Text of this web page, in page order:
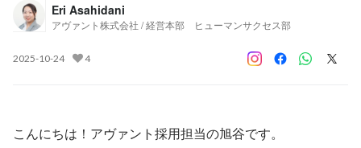
Eri Asahidani
アヴァント株式会社 / 経営本部 ヒューマンサクセス部
2025-10-24 4
こんにちは！アヴァント採用担当の旭谷です。